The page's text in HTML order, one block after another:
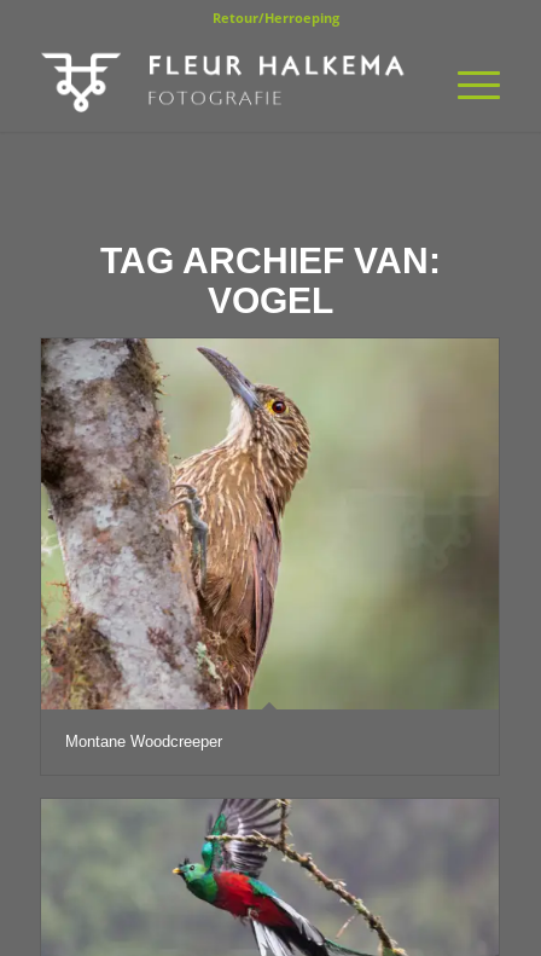
Retour/Herroeping
TAG ARCHIEF VAN:
VOGEL
Montane Woodcreeper